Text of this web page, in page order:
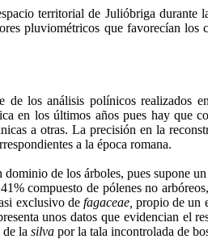
territorial de Julióbriga durante
pluviométricos que favorecían
los análisis polínicos realizados
en los últimos años pues hay
a otras. La precisión en la
a la época romana.
de los árboles, pues supone
compuesto de pólenes no
exclusivo de fagaceae,propio de un
unos datos que evidencian el
la silva por la tala incontrolada de